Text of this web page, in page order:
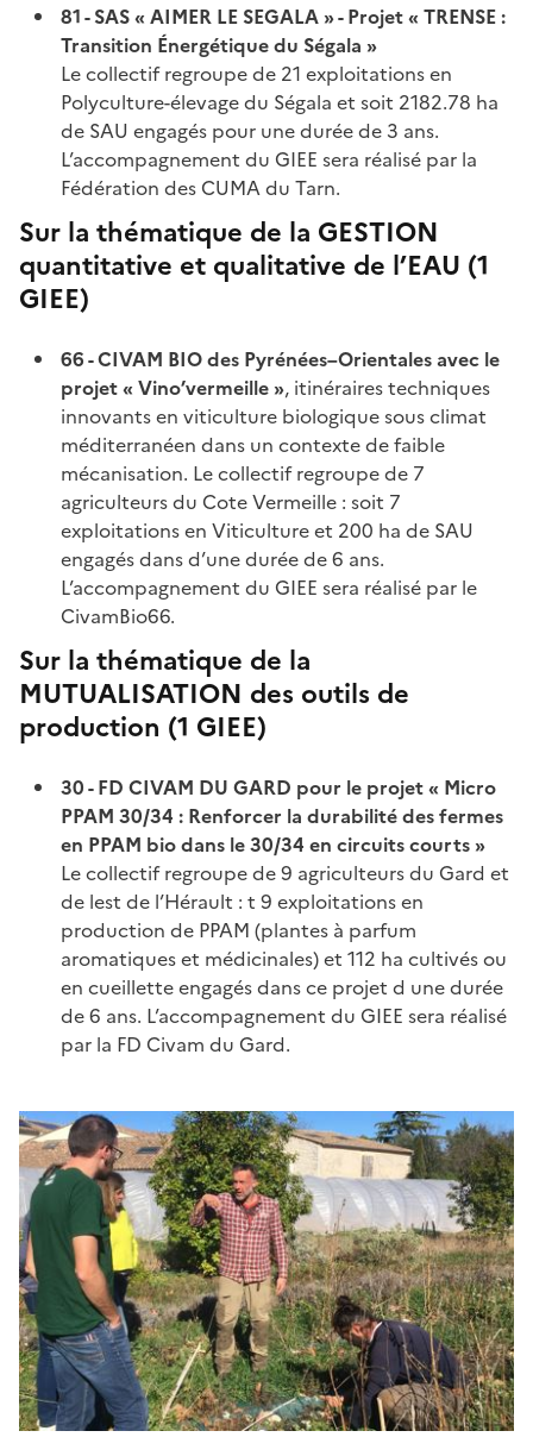
81 - SAS « AIMER LE SEGALA » - Projet « TRENSE :
Transition Énergétique du Ségala »
Le collectif regroupe de 21 exploitations en
Polyculture-élevage du Ségala et soit 2182.78 ha
de SAU engagés pour une durée de 3 ans.
L’accompagnement du GIEE sera réalisé par la
Fédération des CUMA du Tarn.
Sur la thématique de la GESTION
quantitative et qualitative de l’EAU (1
GIEE)
66 - CIVAM BIO des Pyrénées–Orientales avec le
projet « Vino’vermeille », itinéraires techniques
innovants en viticulture biologique sous climat
méditerranéen dans un contexte de faible
mécanisation. Le collectif regroupe de 7
agriculteurs du Cote Vermeille : soit 7
exploitations en Viticulture et 200 ha de SAU
engagés dans d’une durée de 6 ans.
L’accompagnement du GIEE sera réalisé par le
CivamBio66.
Sur la thématique de la
MUTUALISATION des outils de
production (1 GIEE)
30 - FD CIVAM DU GARD pour le projet « Micro
PPAM 30/34 : Renforcer la durabilité des fermes
en PPAM bio dans le 30/34 en circuits courts »
Le collectif regroupe de 9 agriculteurs du Gard et
de lest de l’Hérault : t 9 exploitations en
production de PPAM (plantes à parfum
aromatiques et médicinales) et 112 ha cultivés ou
en cueillette engagés dans ce projet d une durée
de 6 ans. L’accompagnement du GIEE sera réalisé
par la FD Civam du Gard.